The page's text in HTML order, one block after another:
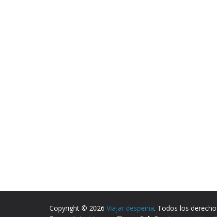
Copyright © 2026 Viajar despeina. Todos los